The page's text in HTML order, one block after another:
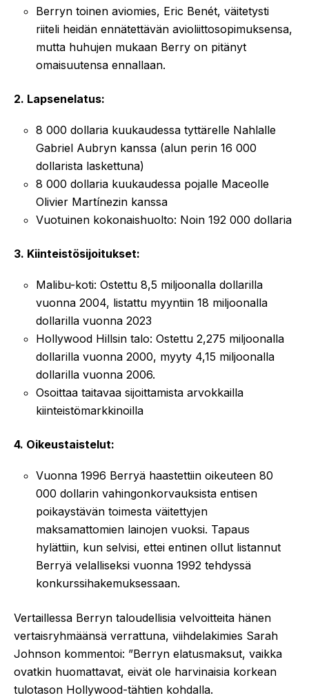
Berryn toinen aviomies, Eric Benét, väitetysti
riiteli heidän ennätettävän avioliittosopimuksensa,
mutta huhujen mukaan Berry on pitänyt
omaisuutensa ennallaan.
2. Lapsenelatus:
8 000 dollaria kuukaudessa tyttärelle Nahlalle
Gabriel Aubryn kanssa (alun perin 16 000
dollarista laskettuna)
8 000 dollaria kuukaudessa pojalle Maceolle
Olivier Martínezin kanssa
Vuotuinen kokonaishuolto: Noin 192 000 dollaria
3. Kiinteistösijoitukset:
Malibu-koti: Ostettu 8,5 miljoonalla dollarilla
vuonna 2004, listattu myyntiin 18 miljoonalla
dollarilla vuonna 2023
Hollywood Hillsin talo: Ostettu 2,275 miljoonalla
dollarilla vuonna 2000, myyty 4,15 miljoonalla
dollarilla vuonna 2006.
Osoittaa taitavaa sijoittamista arvokkailla
kiinteistömarkkinoilla
4. Oikeustaistelut:
Vuonna 1996 Berryä haastettiin oikeuteen 80
000 dollarin vahingonkorvauksista entisen
poikaystävän toimesta väitettyjen
maksamattomien lainojen vuoksi. Tapaus
hylättiin, kun selvisi, ettei entinen ollut listannut
Berryä velalliseksi vuonna 1992 tehdyssä
konkurssihakemuksessaan.
Vertaillessa Berryn taloudellisia velvoitteita hänen
vertaisryhmäänsä verrattuna, viihdelakimies Sarah
Johnson kommentoi: ”Berryn elatusmaksut, vaikka
ovatkin huomattavat, eivät ole harvinaisia korkean
tulotason Hollywood-tähtien kohdalla.